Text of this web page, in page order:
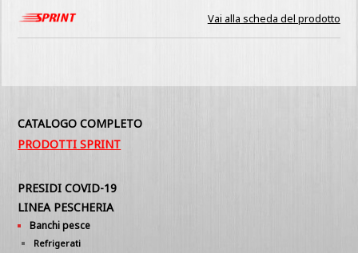
Vai alla scheda del prodotto
CATALOGO COMPLETO
PRODOTTI SPRINT
PRESIDI COVID-19
LINEA PESCHERIA
Banchi pesce
Refrigerati